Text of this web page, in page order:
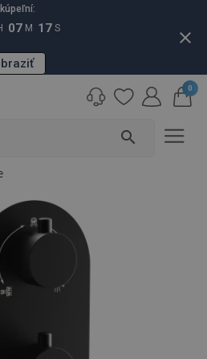
07 M 16 S close
search
0